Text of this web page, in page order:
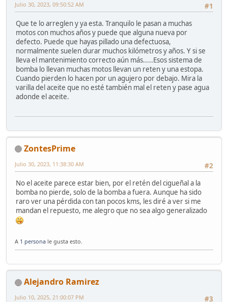
#1
Julio 30, 2023, 09:50:52 AM
Que te lo arreglen y ya esta. Tranquilo le pasan a muchas
motos con muchos años y puede que alguna nueva por
defecto. Puede que hayas pillado una defectuosa,
normalmente suelen durar muchos kilómetros y años. Y si se
lleva el mantenimiento correcto aún más.....Esos sistema de
bomba lo llevan muchas motos llevan un reten y una estopa.
Cuando pierden lo hacen por un agujero por debajo. Mira la
varilla del aceite que no esté también mal el reten y pase agua
adonde el aceite.
ZontesPrime
#2
Julio 30, 2023, 11:38:30 AM
No el aceite parece estar bien, por el retén del cigueñal a la
bomba no pierde, solo de la bomba a fuera. Aunque ha sido
raro ver una pérdida con tan pocos kms, les diré a ver si me
mandan el repuesto, me alegro que no sea algo generalizado
A 1 persona le gusta esto.
Alejandro Ramirez
#3
Julio 10, 2025, 21:00:07 PM